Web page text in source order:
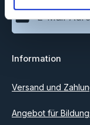
E-Mail-Adresse*
Ich habe die
einverstanden.
Information
Versand und
Angebot für